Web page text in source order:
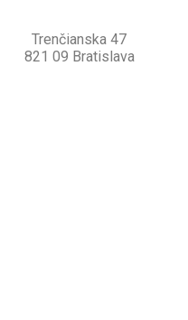
Trenčianska 47
821 09 Bratislava